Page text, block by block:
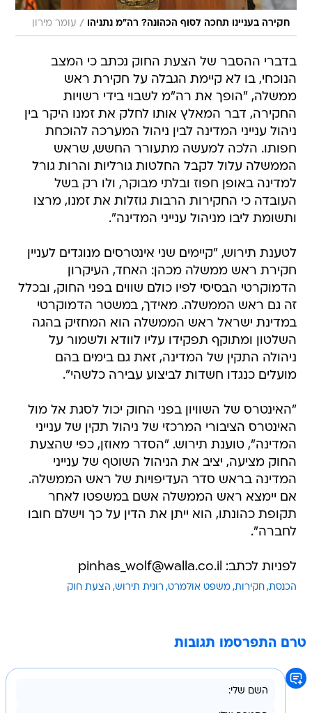
חקירה בעניינו תחכה לסוף הכהונה? רה"מ נתניהו / עומר מירון
בדברי ההסבר של הצעת החוק נכתב כי המצב
הנוכחי, בו לא קיימת הגבלה על חקירת ראש
ממשלה, "הופך את רה"מ לשבוי בידי רשויות
החקירה, דבר המאלץ אותו לחלק את זמנו היקר בין
ניהול ענייני המדינה לבין ניהול המערכה להוכחת
חפותו. הלכה למעשה מתעורר החשש, שראש
הממשלה עלול לקבל החלטות גורליות והרות גורל
למדינה באופן חפוז ובלתי מבוקר, ולו רק בשל
העובדה כי החקירות הרבות גוזלות את זמנו, מרצו
ותשומת ליבו מניהול ענייני המדינה".
לטענת תירוש, "קיימים שני אינטרסים מנוגדים לעניין
חקירת ראש ממשלה מכהן: האחד, העיקרון
הדמוקרטי הבסיסי לפיו כולם שווים בפני החוק, ובכלל
זה גם ראש הממשלה. מאידך, במשטר הדמוקרטי
במדינת ישראל ראש הממשלה הוא המחזיק בהגה
השלטון ומתוקף תפקידו עליו לוודא ולשמור על
ניהולה התקין של המדינה, זאת גם בימים בהם
מועלים כנגדו חשדות לביצוע עבירה כלשהי".
"האינטרס של השוויון בפני החוק יכול לסגת אל מול
האינטרס הציבורי המרכזי של ניהול תקין של ענייני
המדינה", טוענת תירוש. "הסדר מאוזן, כפי שהצעת
החוק מציעה, יציב את הניהול השוטף של ענייני
המדינה בראש סדר העדיפויות של ראש הממשלה.
אם יימצא ראש הממשלה אשם במשפטו לאחר
תקופת כהונתו, הוא ייתן את הדין על כך וישלם חובו
לחברה".
לפניות לכתב: pinhas_wolf@walla.co.il
הכנסת חקירות משפט אולמרט רונית תירוש הצעת חוק
טרם התפרסמו תגובות